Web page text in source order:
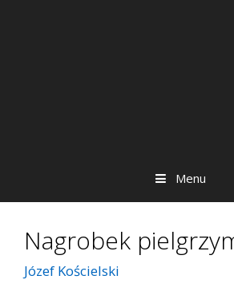
Menu
Nagrobek
Józef Kościelski